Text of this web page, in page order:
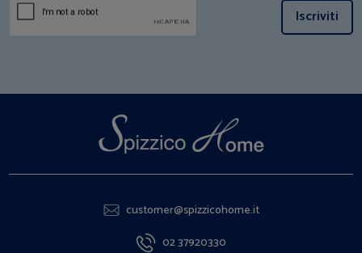
Iscriviti
customer@spizzicohome.it
02 37920330